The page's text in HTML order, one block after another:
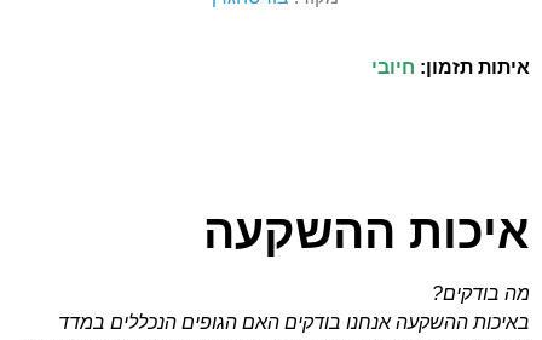
איתות תזמון: חיובי
איכות ההשקעה
מה בודקים?
באיכות ההשקעה אנחנו בודקים האם הגופים הנכללים במדד